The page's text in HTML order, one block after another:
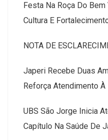
Festa Na Roça Do
Cultura E
NOTA DE
Japeri Recebe Duas
Reforça Atendimento À
UBS São Jorge Inicia
Capítulo Na Saúde De